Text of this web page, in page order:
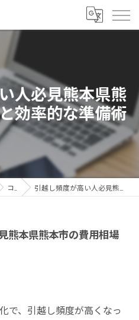
人必見熊本県熊
効率的な準備術
コラム 引越し頻度が高い人必見熊本県熊本市の費用相場と効率的な準備術
熊本県熊本市の費用相場
で、引越し頻度が高くなっ